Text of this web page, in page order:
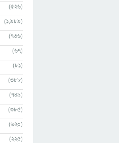
(526)
(1,989)
(736)
(67)
(81)
(388)
(749)
(385)
(620)
(225)